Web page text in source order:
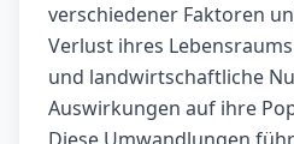
verschiedener Faktoren
Verlust ihres
und landwirtschaftliche
Auswirkungen auf ihre